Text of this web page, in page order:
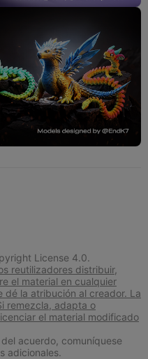
License 4.0.
reutilizadores distribuir,
el material en cualquier
dé la atribución al creador. La
remezcla, adapta o
el material modificado
acuerdo, comuníquese
adicionales.